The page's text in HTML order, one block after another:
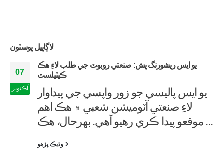
لاڳاپيلپوسٽون
07
آڪٽوبر
يو ايس ريشورنگ پش: صنعتي روبوٽ جي طلب لاءِ هڪ
ڪيٽيلسٽ
يو ايس پاليسي جو زور واپسي جي پيداوار
لاءِ صنعتي آٽوميشن شعبي ۾ هڪ اهم
موقعو پيدا ڪري رهيو آهي. بهرحال، هڪ ...